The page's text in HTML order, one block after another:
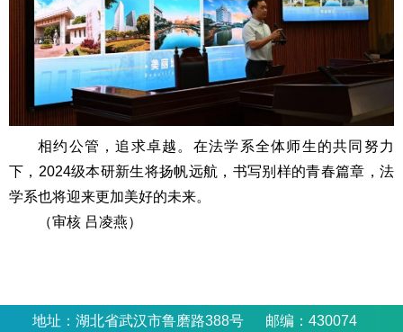
相约公管，追求卓越。在法学系全体师生的共同努力
下，2024级本研新生将扬帆远航，书写别样的青春篇章，法
学系也将迎来更加美好的未来。
（审核 吕凌燕）
地址：湖北省武汉市鲁磨路388号 邮编：430074